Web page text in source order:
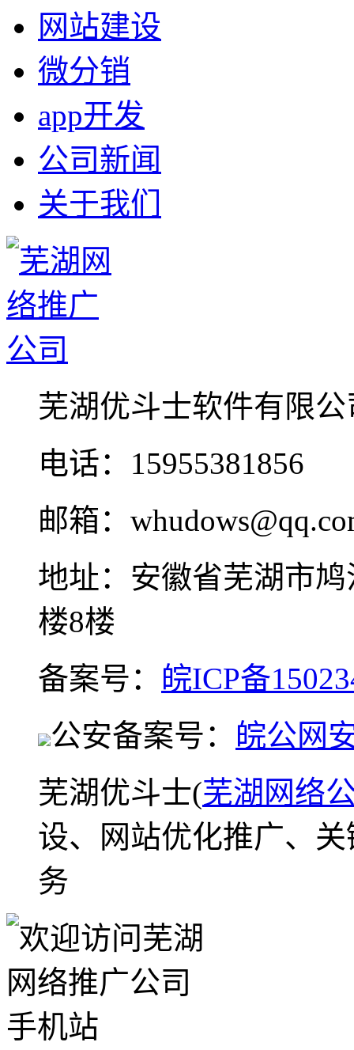
网站建设
微分销
app开发
公司新闻
关于我们
芜湖优斗士软件有限公
电话：15955381856
邮箱：
地址：安徽省芜湖市
楼8楼
备案号： 皖ICP备
公安备案号： 皖公网
芜湖优斗士(芜湖网络
设、网站优化推广、
务